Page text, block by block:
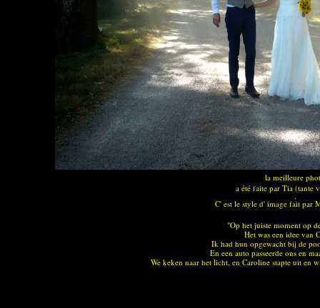
la meilleure
a été faite par Tia (tante
.
C' est le style d' image fait par
"Op het juiste moment op
Het was een idee van
Ik had hun opgewacht bij de
En een auto passeerde ons en
We keken naar het licht, en Caroline stapte uit en